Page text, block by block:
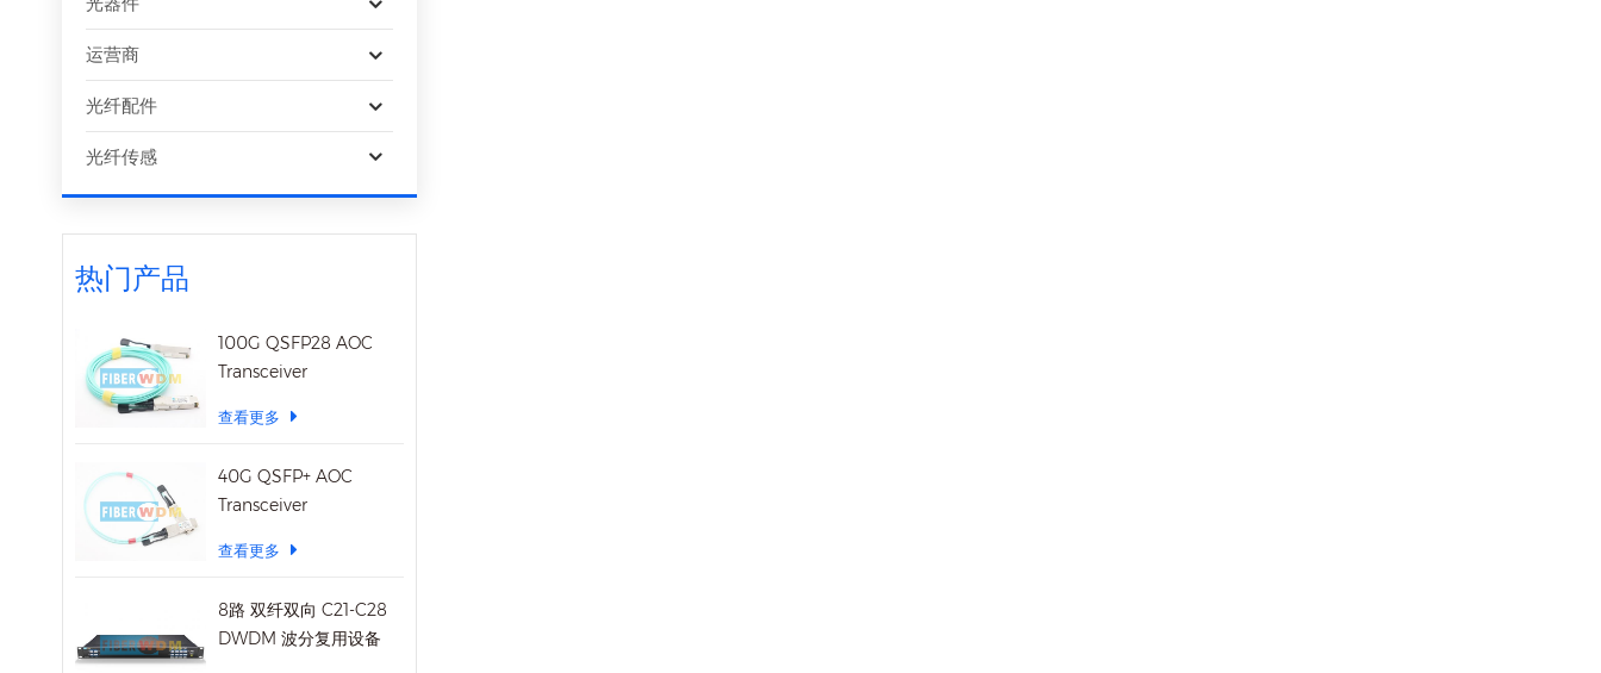
运营商
光纤配件
光纤传感
热门产品
100G QSFP28 AOC
Transceiver
查看更多
40G QSFP+ AOC
Transceiver
查看更多
8路 双纤双向 C21-C28
DWDM 波分复用设备